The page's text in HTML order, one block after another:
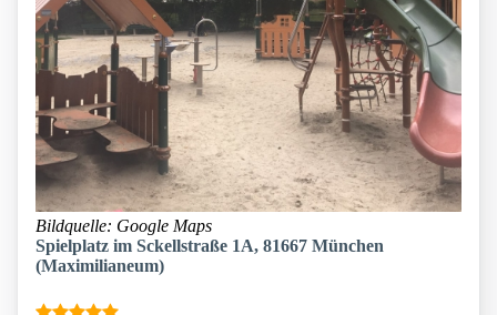
Bildquelle: Google Maps
Spielplatz im Sckellstraße 1A, 81667 München
(Maximilianeum)